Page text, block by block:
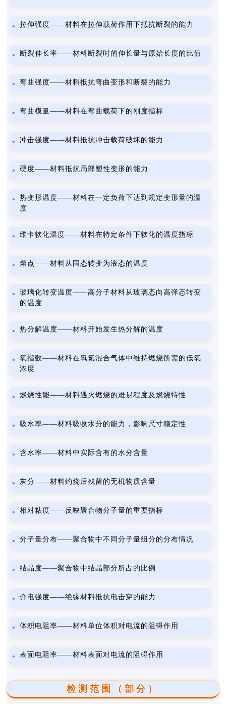
拉伸强度——材料在拉伸载荷作用下抵抗断裂的能力
断裂伸长率——材料断裂时的伸长量与原始长度的比值
弯曲强度——材料抵抗弯曲变形和断裂的能力
弯曲模量——材料在弯曲载荷下的刚度指标
冲击强度——材料抵抗冲击载荷破坏的能力
硬度——材料抵抗局部塑性变形的能力
热变形温度——材料在一定负荷下达到规定变形量的温
度
维卡软化温度——材料在特定条件下软化的温度指标
熔点——材料从固态转变为液态的温度
玻璃化转变温度——高分子材料从玻璃态向高弹态转变
的温度
热分解温度——材料开始发生热分解的温度
氧指数——材料在氧氮混合气体中维持燃烧所需的低氧
浓度
燃烧性能——材料遇火燃烧的难易程度及燃烧特性
吸水率——材料吸收水分的能力，影响尺寸稳定性
含水率——材料中实际含有的水分含量
灰分——材料灼烧后残留的无机物质含量
相对粘度——反映聚合物分子量的重要指标
分子量分布——聚合物中不同分子量组分的分布情况
结晶度——聚合物中结晶部分所占的比例
介电强度——绝缘材料抵抗电击穿的能力
体积电阻率——材料单位体积对电流的阻碍作用
表面电阻率——材料表面对电流的阻碍作用
检测范围（部分）